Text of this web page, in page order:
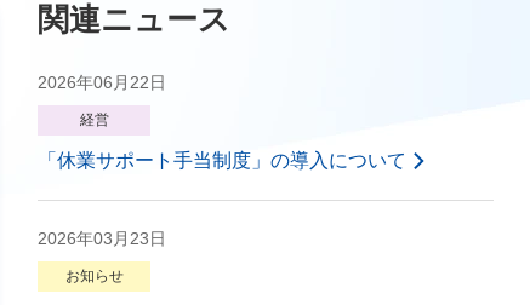
関連ニュース
2026年06月22日
経営
「休業サポート手当制度」の導入について
2026年03月23日
お知らせ